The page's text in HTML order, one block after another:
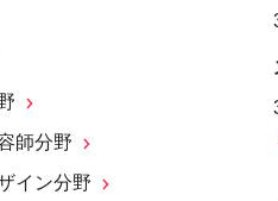
師分野
イン分野